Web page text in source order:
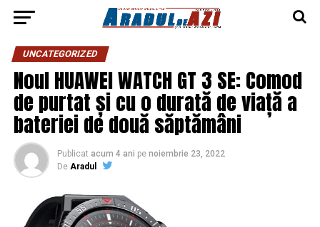
UNCATEGORIZED
Noul HUAWEI WATCH GT 3 SE: Comod
de purtat și cu o durată de viață a
bateriei de două săptămâni
Publicat acum 4 ani pe noiembrie 23, 2022
De Aradul